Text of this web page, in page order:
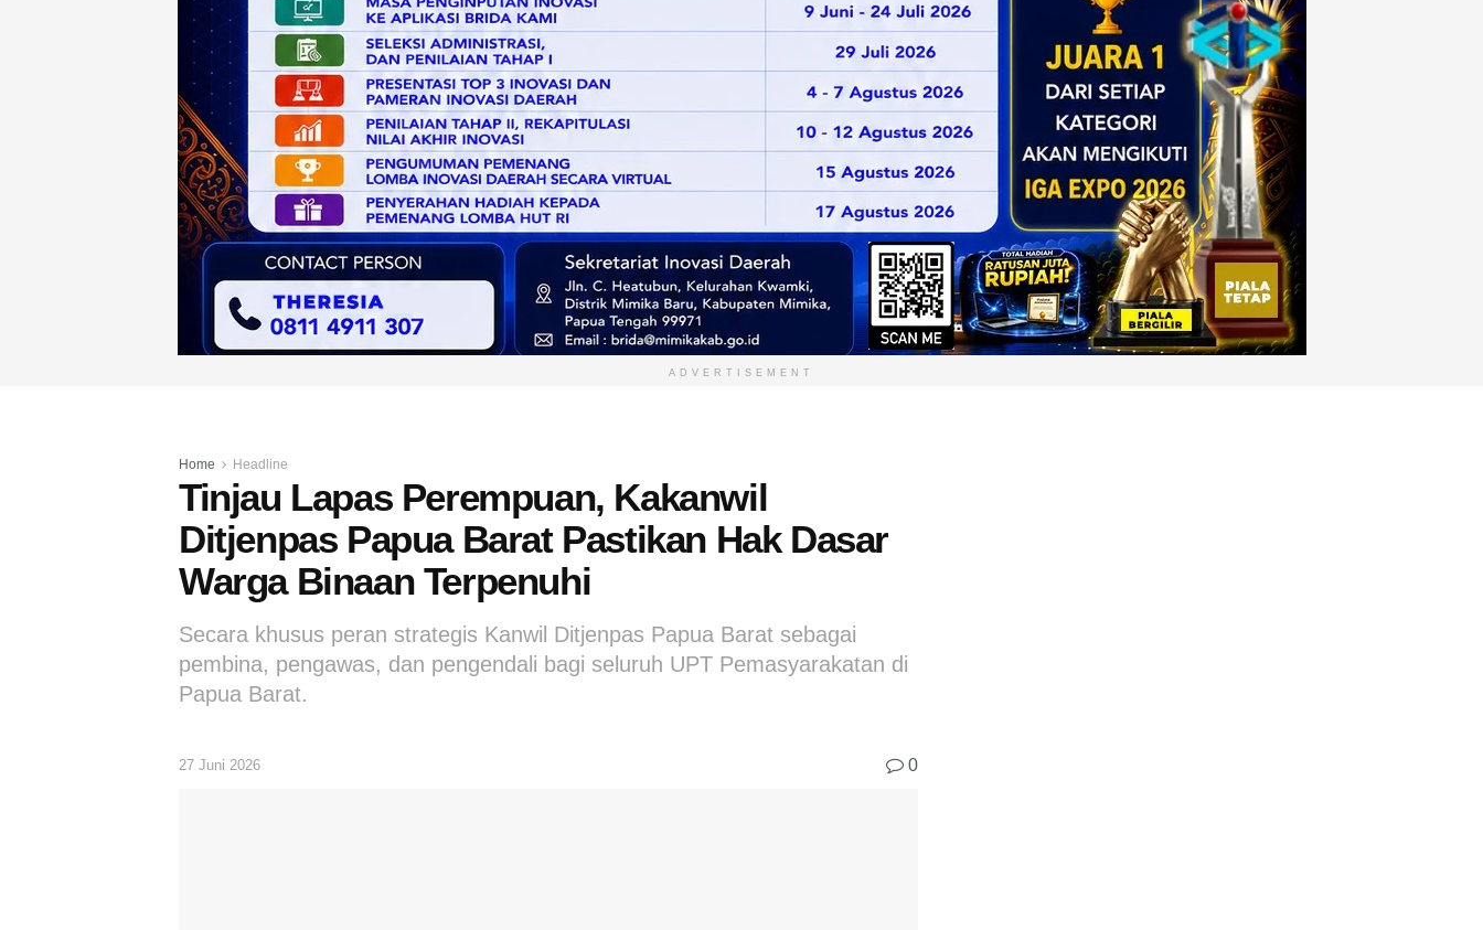
ADVERTISEMENT
Home Headline
Tinjau Lapas Perempuan, Kakanwil
Ditjenpas Papua Barat Pastikan Hak Dasar
Warga Binaan Terpenuhi
Secara khusus peran strategis Kanwil Ditjenpas Papua Barat sebagai
pembina, pengawas, dan pengendali bagi seluruh UPT Pemasyarakatan di
Papua Barat.
27 Juni 2026 0